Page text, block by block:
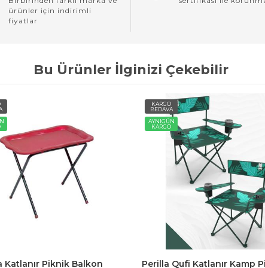
ürünler için indirimli
fiyatlar
Bu Ürünler İlginizi Çekebilir
Katlanır Piknik Balkon
KARGO
BEDAVA
AYNIGÜN
KARGO
Perilla Qufi Katlanır Kamp